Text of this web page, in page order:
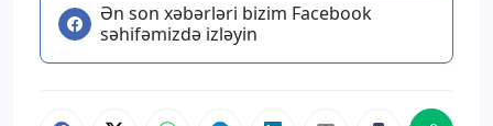
Ən son xəbərləri bizim Facebook
səhifəmizdə izləyin